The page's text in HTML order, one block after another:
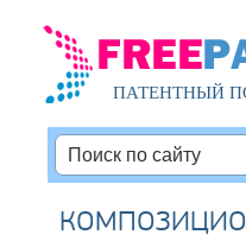
ПАТЕНТНЫЙ